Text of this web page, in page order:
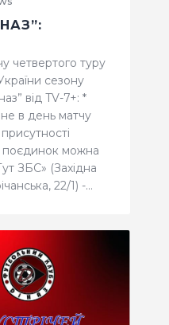
четвертого туру
сезону
від TV-7+: *
в день матчу
поєдинок можна
ЗБС» (Західна
22/1) -…